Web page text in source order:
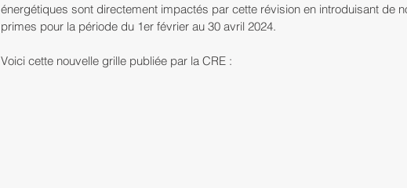
énergétiques sont directement impactés par cette révision en introduisant de
primes pour la période du 1er février au 30 avril 2024.
Voici cette nouvelle grille publiée par la CRE :